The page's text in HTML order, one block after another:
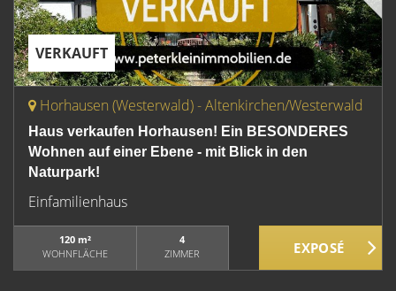
VERKAUFT
Horhausen (Westerwald) - Altenkirchen/Westerwald
Haus verkaufen Horhausen! Ein BESONDERES
Wohnen auf einer Ebene - mit Blick in den
Naturpark!
Einfamilienhaus
120 m²
WOHNFLÄCHE
4
ZIMMER